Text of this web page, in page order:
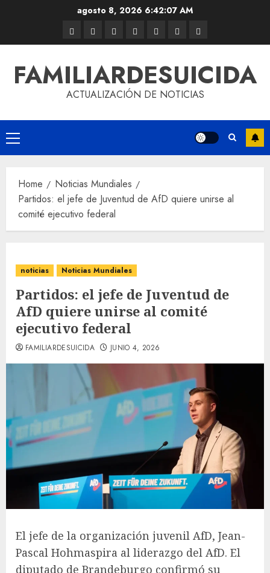
agosto 8, 2026 6:42:07 AM
FAMILIARDESUICIDA
ACTUALIZACIÓN DE NOTICIAS
Home
Noticias Mundiales
Partidos: el jefe de Juventud de AfD quiere unirse al
comité ejecutivo federal
noticias Noticias Mundiales
Partidos: el jefe de Juventud de
AfD quiere unirse al comité
ejecutivo federal
FAMILIARDESUICIDA JUNIO 4, 2026
El jefe de la organización juvenil AfD, Jean-
Pascal Hohmaspira al liderazgo del AfD. El
diputado de Brandeburgo confirmó su